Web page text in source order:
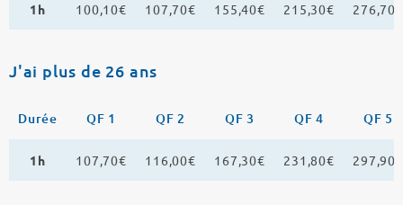
1h 100,10€ 107,70€ 155,40€ 215,30€ 276,70€
J'ai plus de 26 ans
Durée QF 1 QF 2 QF 3 QF 4 QF 5
1h 107,70€ 116,00€ 167,30€ 231,80€ 297,90€